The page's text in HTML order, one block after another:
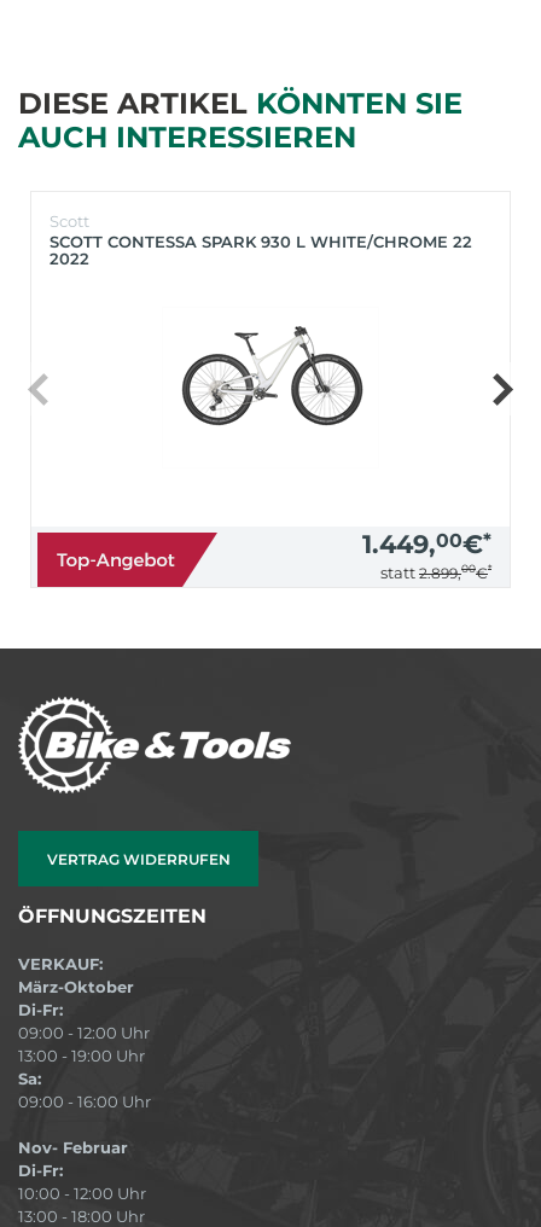
DIESE ARTIKEL KÖNNTEN SIE
AUCH INTERESSIEREN
Scott
SCOTT CONTESSA SPARK 930 L WHITE/CHROME 22
2022
1.449,00€*
statt 2.899,00€*
VERTRAG WIDERRUFEN
ÖFFNUNGSZEITEN
VERKAUF:
März-Oktober
Di-Fr:
09:00 - 12:00 Uhr
13:00 - 19:00 Uhr
Sa:
09:00 - 16:00 Uhr
Nov- Februar
Di-Fr:
10:00 - 12:00 Uhr
13:00 - 18:00 Uhr